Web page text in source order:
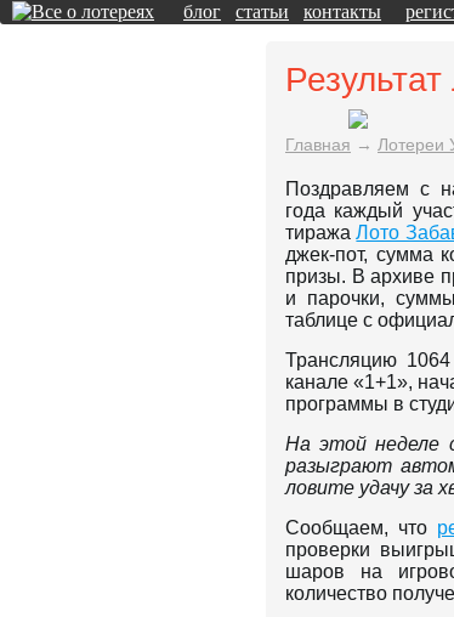
блог статьи контакты
Главная → Лотереи
Поздравляем с
года каждый
тиражаЛото
джек-пот, сумма
призы. В архиве
и парочки,
таблице с
Трансляцию
канале «1+1»,
программы в
На этой неделе
разыграют
ловите удачу за
Сообщаем, что
проверки
шаров на
количество